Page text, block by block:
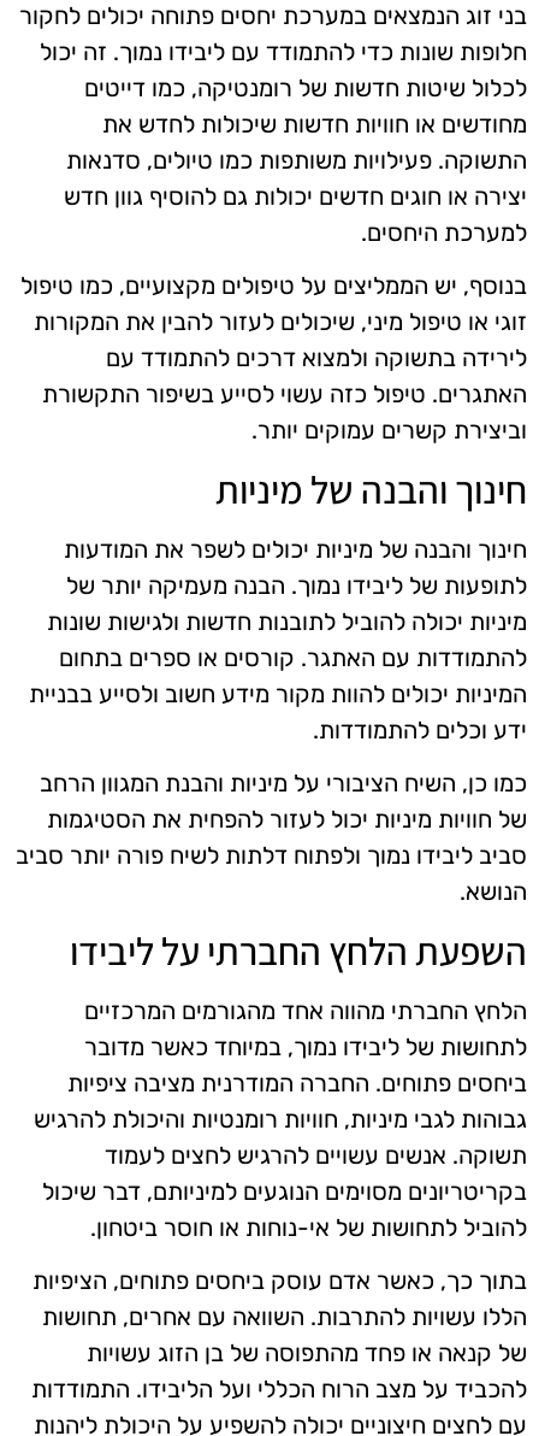
בני זוג הנמצאים במערכת יחסים פתוחה יכולים לחקור
חלופות שונות כדי להתמודד עם ליבידו נמוך. זה יכול
לכלול שיטות חדשות של רומנטיקה, כמו דייטים
מחודשים או חוויות חדשות שיכולות לחדש את
התשוקה. פעילויות משותפות כמו טיולים, סדנאות
יצירה או חוגים חדשים יכולות גם להוסיף גוון חדש
למערכת היחסים.
בנוסף, יש הממליצים על טיפולים מקצועיים, כמו טיפול
זוגי או טיפול מיני, שיכולים לעזור להבין את המקורות
לירידה בתשוקה ולמצוא דרכים להתמודד עם
האתגרים. טיפול כזה עשוי לסייע בשיפור התקשורת
וביצירת קשרים עמוקים יותר.
חינוך והבנה של מיניות
חינוך והבנה של מיניות יכולים לשפר את המודעות
לתופעות של ליבידו נמוך. הבנה מעמיקה יותר של
מיניות יכולה להוביל לתובנות חדשות ולגישות שונות
להתמודדות עם האתגר. קורסים או ספרים בתחום
המיניות יכולים להוות מקור מידע חשוב ולסייע בבניית
ידע וכלים להתמודדות.
כמו כן, השיח הציבורי על מיניות והבנת המגוון הרחב
של חוויות מיניות יכול לעזור להפחית את הסטיגמות
סביב ליבידו נמוך ולפתוח דלתות לשיח פורה יותר סביב
הנושא.
השפעת הלחץ החברתי על ליבידו
הלחץ החברתי מהווה אחד מהגורמים המרכזיים
לתחושות של ליבידו נמוך, במיוחד כאשר מדובר
ביחסים פתוחים. החברה המודרנית מציבה ציפיות
גבוהות לגבי מיניות, חוויות רומנטיות והיכולת להרגיש
תשוקה. אנשים עשויים להרגיש לחצים לעמוד
בקריטריונים מסוימים הנוגעים למיניותם, דבר שיכול
להוביל לתחושות של אי-נוחות או חוסר ביטחון.
בתוך כך, כאשר אדם עוסק ביחסים פתוחים, הציפיות
הללו עשויות להתרבות. השוואה עם אחרים, תחושות
של קנאה או פחד מהתפוסה של בן הזוג עשויות
להכביד על מצב הרוח הכללי ועל הליבידו. התמודדות
עם לחצים חיצוניים יכולה להשפיע על היכולת ליהנות